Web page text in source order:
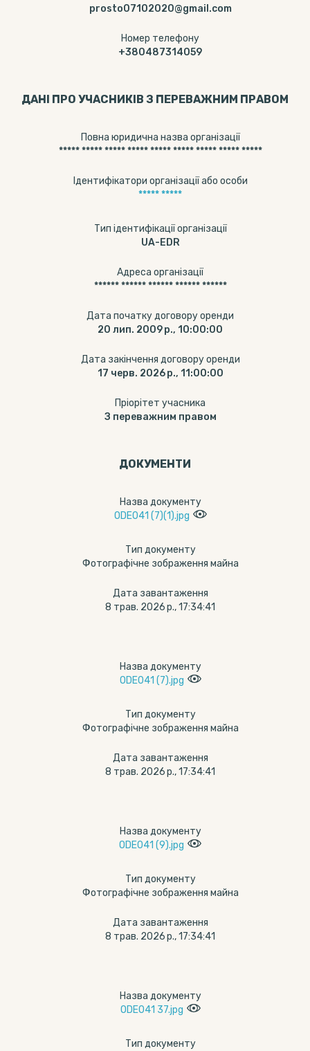
prosto07102020@gmail.com
Номер телефону
+380487314059
ДАНІ ПРО УЧАСНИКІВ З ПЕРЕВАЖНИМ ПРАВОМ
Повна юридична назва організації
***** ***** ***** ***** ***** ***** ***** ***** *****
Ідентифікатори організації або особи
***** *****
Тип ідентифікації організації
UA-EDR
Адреса організації
****** ****** ****** ****** ******
Дата початку договору оренди
20 лип. 2009 р., 10:00:00
Дата закінчення договору оренди
17 черв. 2026 р., 11:00:00
Пріорітет учасника
З переважним правом
ДОКУМЕНТИ
Назва документу
ODE041 (7)(1).jpg
Тип документу
Фотографічне зображення майна
Дата завантаження
8 трав. 2026 р., 17:34:41
Назва документу
ODE041 (7).jpg
Тип документу
Фотографічне зображення майна
Дата завантаження
8 трав. 2026 р., 17:34:41
Назва документу
ODE041 (9).jpg
Тип документу
Фотографічне зображення майна
Дата завантаження
8 трав. 2026 р., 17:34:41
Назва документу
ODE041 37.jpg
Тип документу